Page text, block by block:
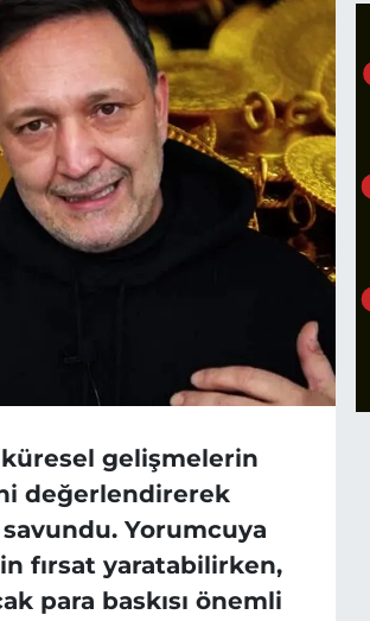
gelişmelerin
değerlendirerek
Yorumcuya
fırsat yaratabilirken,
para baskısı önemli